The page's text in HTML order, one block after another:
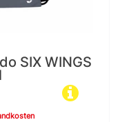
SIX WINGS